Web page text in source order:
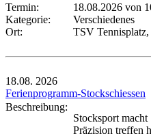
Termin:
18.08.2026 von
Kategorie:
Verschiedenes
Ort:
TSV Tennisplatz,
18.08. 2026
Ferienprogramm-Stockschiessen
Beschreibung:
Stocksport
Präzision treffen